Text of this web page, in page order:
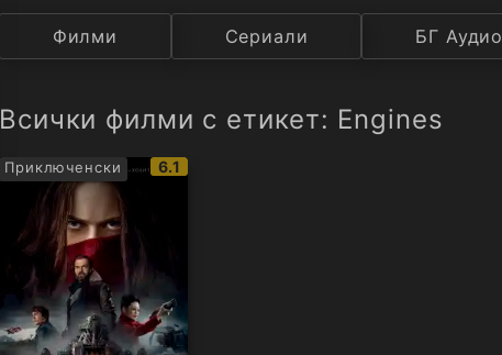
Категория Държава
Филми Сериали БГ Аудио
Всички филми с етикет: Engines
Приключенски
IMDb
6.1